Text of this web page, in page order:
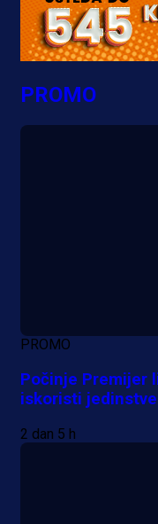
PROMO
PROMO
Počinje Premijer
iskoristi
2 dan 5 h